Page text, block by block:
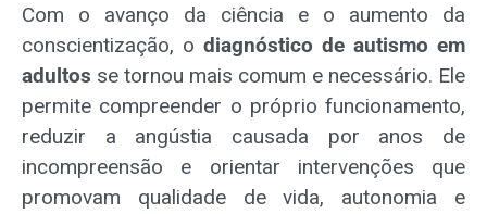
Com o avanço da ciência e o aumento da
conscientização, o diagnóstico de autismo em
adultos se tornou mais comum e necessário. Ele
permite compreender o próprio funcionamento,
reduzir a angústia causada por anos de
incompreensão e orientar intervenções que
promovam qualidade de vida, autonomia e